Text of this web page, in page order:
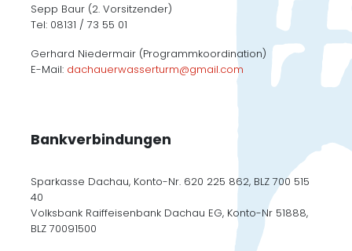
Sepp Baur (2. Vorsitzender)
Tel: 08131 / 73 55 01
Gerhard Niedermair (Programmkoordination)
E-Mail: dachauerwasserturm@gmail.com
Bankverbindungen
Sparkasse Dachau, Konto-Nr. 620 225 862, BLZ 700 515
40
Volksbank Raiffeisenbank Dachau EG, Konto-Nr 51888,
BLZ 70091500